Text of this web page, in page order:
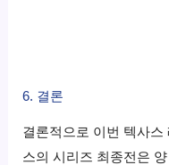
6. 결론
결론적으로 이번 텍사스
스의 시리즈 최종전은